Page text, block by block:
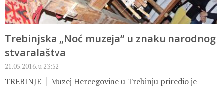
Trebinjska „Noć muzeja“ u znaku narodnog
stvaralaštva
21.05.2016. u 23:52
TREBINJE │ Muzej Hercegovine u Trebinju priredio je